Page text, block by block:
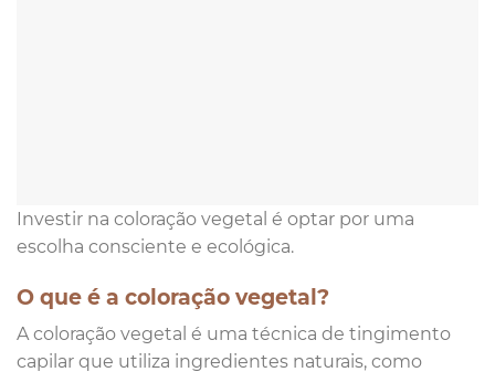
Investir na coloração vegetal é optar por uma
escolha consciente e ecológica.
O que é a coloração vegetal?
A coloração vegetal é uma técnica de tingimento
capilar que utiliza ingredientes naturais, como